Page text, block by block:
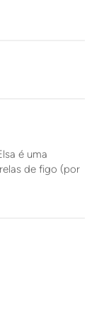
é uma
de figo (por